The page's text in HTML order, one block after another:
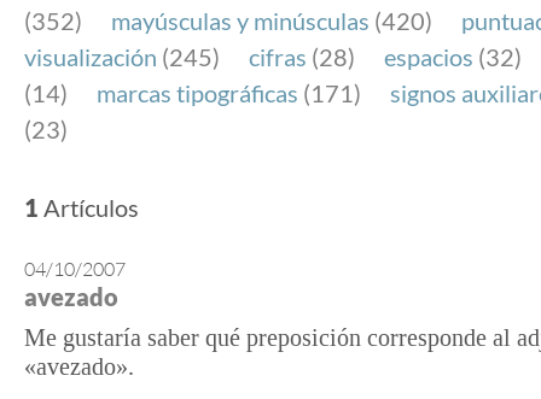
(352)
mayúsculas y minúsculas (420)
visualización (245) cifras (28) espacios (32)
(14)
marcas tipográficas (171)
signos
(23)
1 Artículos
04/10/2007
avezado
Me gustaría saber qué preposición corresponde al
«avezado».